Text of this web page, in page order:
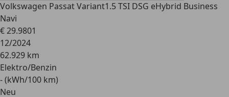
Volkswagen Passat Variant1.5 TSI DSG eHybrid Business
Navi
€ 29.9801
12/2024
62.929 km
Elektro/Benzin
- (kWh/100 km)
Neu